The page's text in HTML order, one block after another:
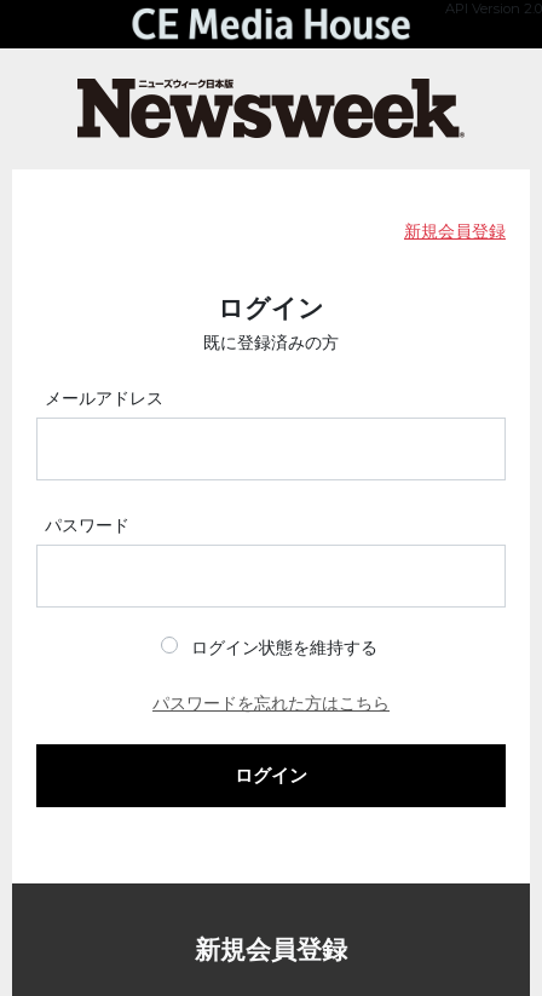
API Version 2.0
新規会員登録
ログイン
既に登録済みの方
メールアドレス
パスワード
ログイン状態を維持する
パスワードを忘れた方はこちら
ログイン
新規会員登録